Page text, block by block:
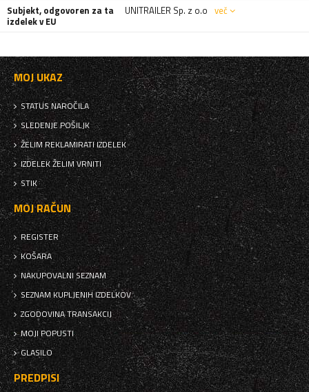
Subjekt, odgovoren za ta
izdelek v EU
UNITRAILER Sp. z o.o več
MOJ UKAZ
STATUS NAROČILA
SLEDENJE POŠILJK
ŽELIM REKLAMIRATI IZDELEK
IZDELEK ŽELIM VRNITI
STIK
MOJ RAČUN
REGISTER
KOŠARA
NAKUPOVALNI SEZNAM
SEZNAM KUPLJENIH IZDELKOV
ZGODOVINA TRANSAKCIJ
MOJI POPUSTI
GLASILO
PREDPISI